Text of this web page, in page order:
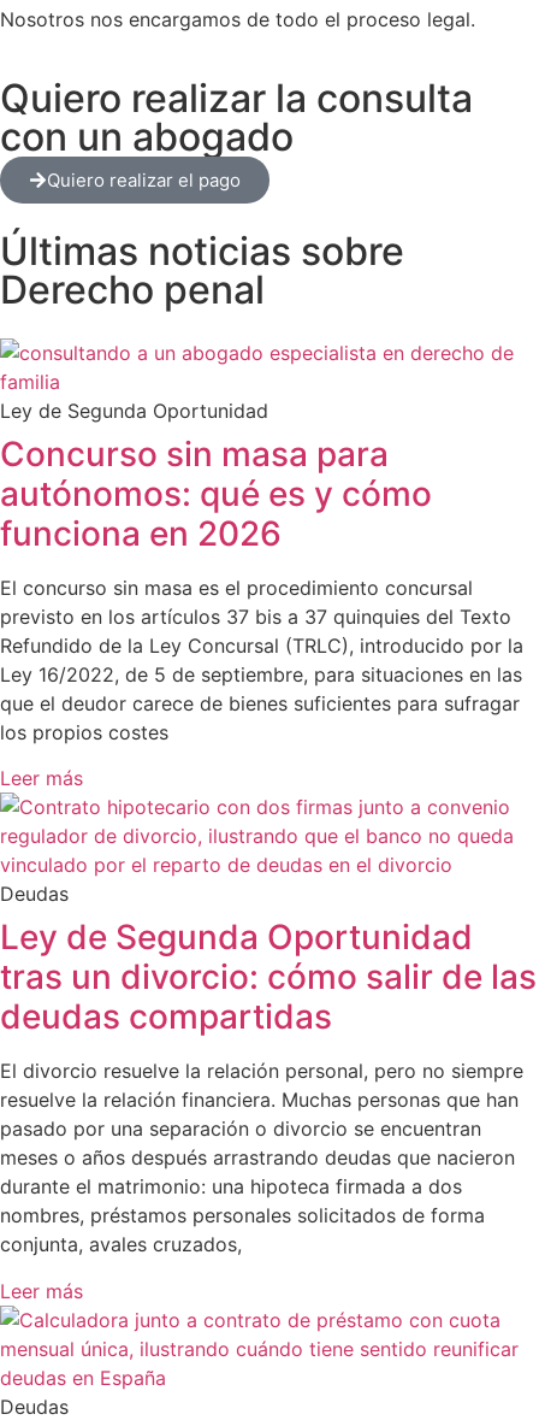
Nosotros nos encargamos de todo el proceso legal.
Quiero realizar la consulta
con un abogado
Quiero realizar el pago
Últimas noticias sobre
Derecho penal
Ley de Segunda Oportunidad
Concurso sin masa para
autónomos: qué es y cómo
funciona en 2026
El concurso sin masa es el procedimiento concursal
previsto en los artículos 37 bis a 37 quinquies del Texto
Refundido de la Ley Concursal (TRLC), introducido por la
Ley 16/2022, de 5 de septiembre, para situaciones en las
que el deudor carece de bienes suficientes para sufragar
los propios costes
Leer más
Deudas
Ley de Segunda Oportunidad
tras un divorcio: cómo salir de las
deudas compartidas
El divorcio resuelve la relación personal, pero no siempre
resuelve la relación financiera. Muchas personas que han
pasado por una separación o divorcio se encuentran
meses o años después arrastrando deudas que nacieron
durante el matrimonio: una hipoteca firmada a dos
nombres, préstamos personales solicitados de forma
conjunta, avales cruzados,
Leer más
Deudas